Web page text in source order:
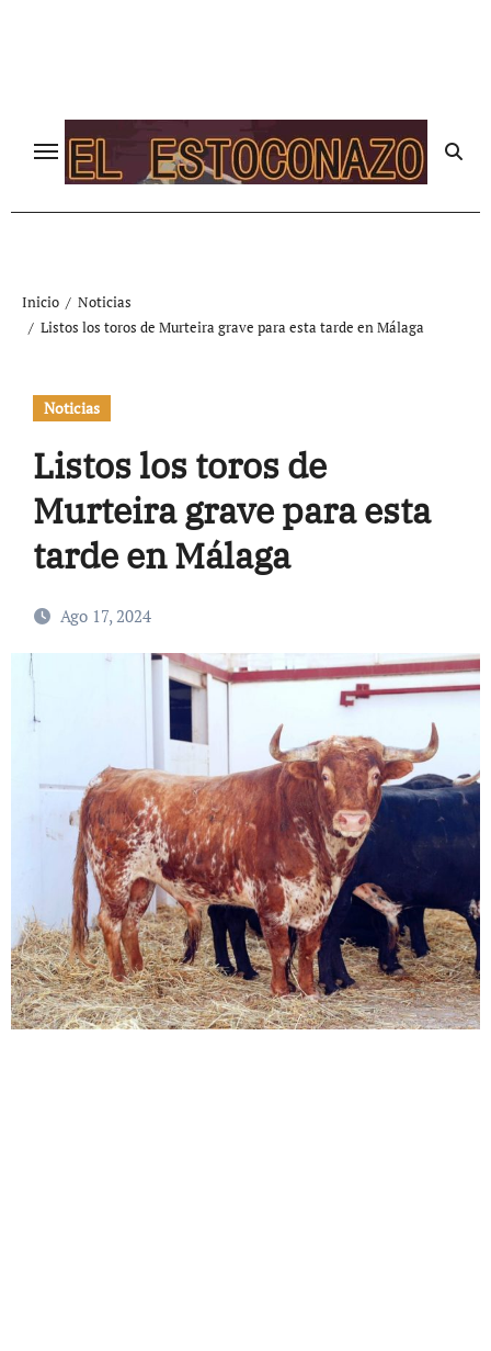
Inicio
Noticias
Listos los toros de Murteira grave para esta tarde en Málaga
Noticias
Listos los toros de
Murteira grave para esta
tarde en Málaga
Ago 17, 2024